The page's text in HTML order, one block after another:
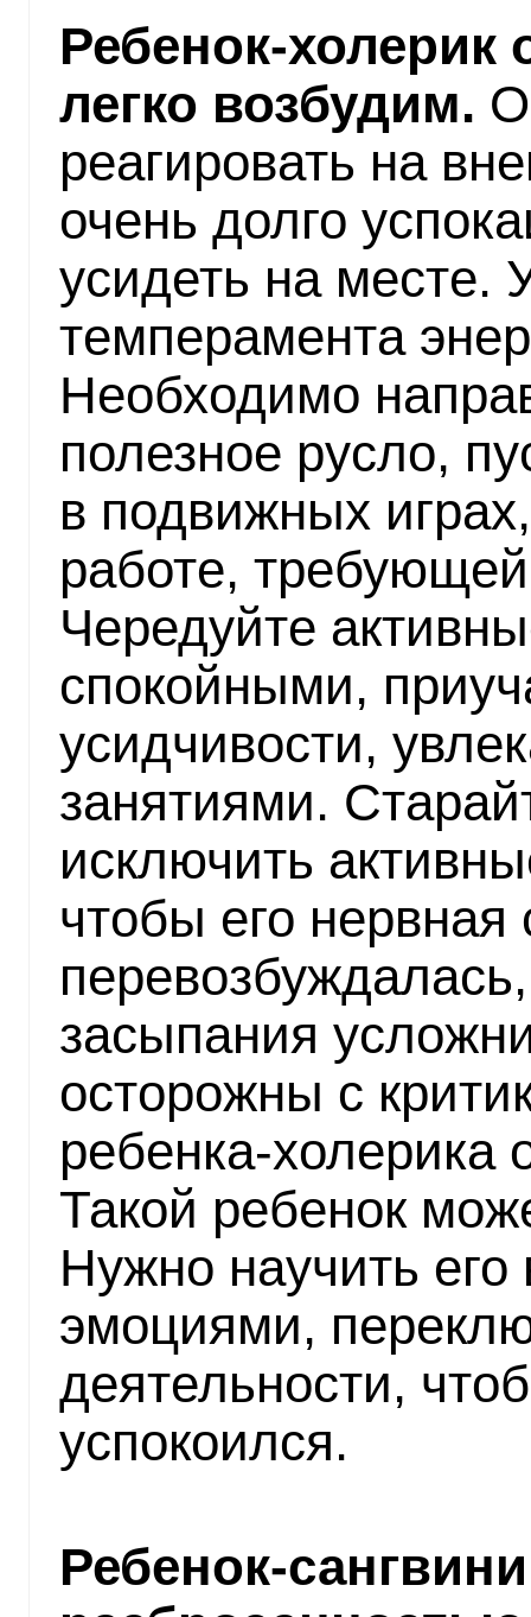
Ребенок-холерик
легко возбудим.
реагировать на
очень долго
усидеть на месте.
темперамента
Необходимо
полезное русло,
в подвижных
работе,
Чередуйте
спокойными,
усидчивости,
занятиями.
исключить
чтобы его нервная
засыпания
осторожны с
ребенка-холерика
Такой ребенок
Нужно научить
эмоциями,
деятельности,
успокоился.
Ребенок-